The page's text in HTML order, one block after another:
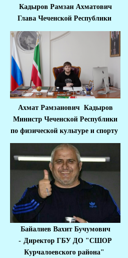
Кадыров Рамзан Ахматович
Глава Чеченской Республики
Ахмат Рамзанович Кадыров
Министр Чеченской Республики
по физической культуре и спорту
Байалиев Вахит Бучумович
- Директор ГБУ ДО "СШОР
Курчалоевского района"